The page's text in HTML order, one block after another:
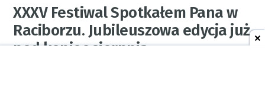
XXXV Festiwal Spotkałem Pana w
Raciborzu. Jubileuszowa edycja już
pod koniec sierpnia